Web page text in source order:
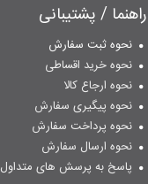
راهنما / پشتیبانی
نحوه ثبت سفارش
نحوه خرید اقساطی
نحوه ارجاع کالا
نحوه پیگیری سفارش
نحوه پرداخت سفارش
نحوه ارسال سفارش
پاسخ به پرسش های متداول